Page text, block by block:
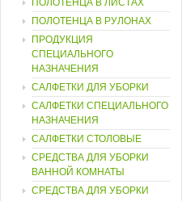
ПОЛОТЕНЦА В ЛИСТАХ
ПОЛОТЕНЦА В РУЛОНАХ
ПРОДУКЦИЯ
СПЕЦИАЛЬНОГО
НАЗНАЧЕНИЯ
САЛФЕТКИ ДЛЯ УБОРКИ
САЛФЕТКИ СПЕЦИАЛЬНОГО
НАЗНАЧЕНИЯ
САЛФЕТКИ СТОЛОВЫЕ
СРЕДСТВА ДЛЯ УБОРКИ
ВАННОЙ КОМНАТЫ
СРЕДСТВА ДЛЯ УБОРКИ